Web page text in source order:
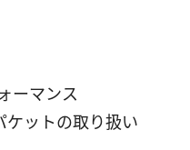
ーマンス
ケットの取り扱い